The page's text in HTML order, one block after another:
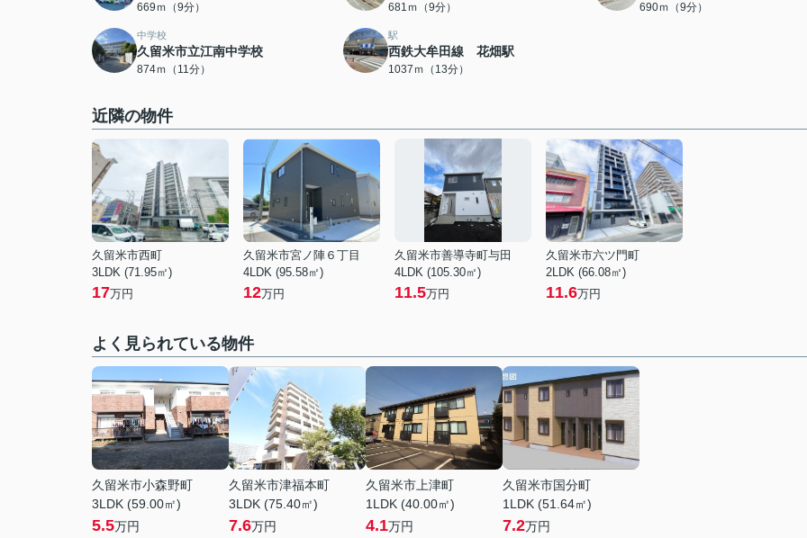
669ｍ（9分） 681ｍ（9分） 690ｍ（9分）
中学校
久留米市立江南中学校
874ｍ（11分）
駅
西鉄大牟田線 花畑駅
1037ｍ（13分）
近隣の物件
久留米市西町
3LDK (71.95㎡)
17万円
久留米市宮ノ陣６丁目
4LDK (95.58㎡)
12万円
久留米市善導寺町与田
4LDK (105.30㎡)
11.5万円
久留米市六ツ門町
2LDK (66.08㎡)
11.6万円
よく見られている物件
久留米市小森野町
3LDK (59.00㎡)
5.5万円
久留米市津福本町
3LDK (75.40㎡)
7.6万円
久留米市上津町
1LDK (40.00㎡)
4.1万円
久留米市国分町
1LDK (51.64㎡)
7.2万円